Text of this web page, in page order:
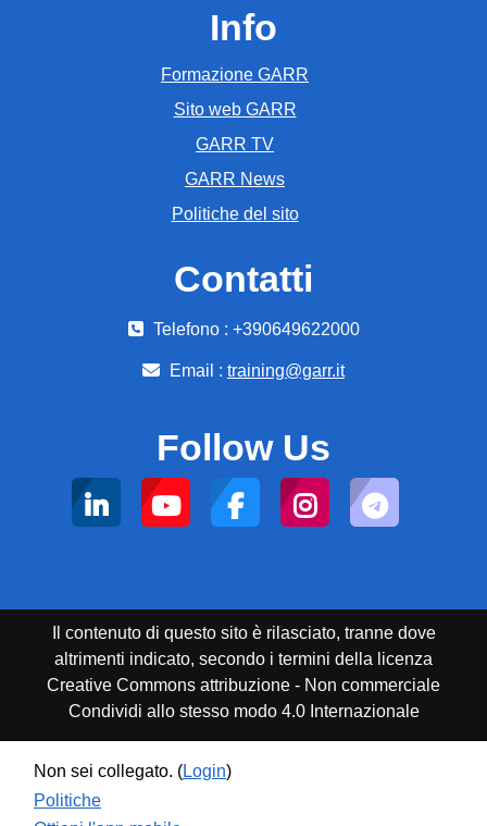
Info
Formazione GARR
Sito web GARR
GARR TV
GARR News
Politiche del sito
Contatti
Telefono : +390649622000
Email : training@garr.it
Follow Us
Il contenuto di questo sito è rilasciato, tranne dove
altrimenti indicato, secondo i termini della licenza
Creative Commons attribuzione - Non commerciale
Condividi allo stesso modo 4.0 Internazionale
Non sei collegato. (Login)
Politiche